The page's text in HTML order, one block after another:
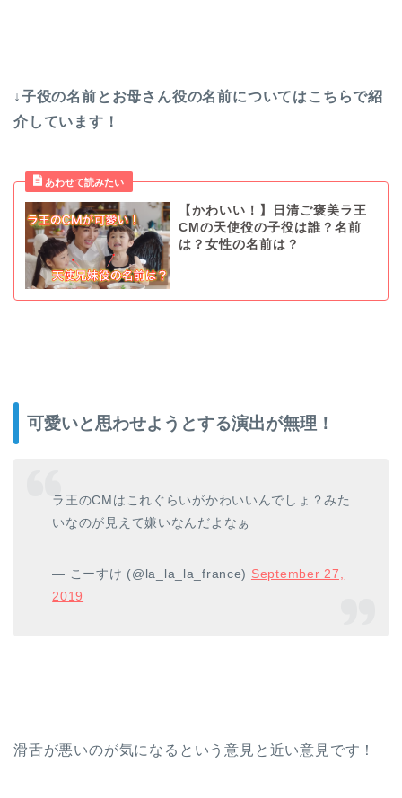
↓子役の名前とお母さん役の名前についてはこちらで紹
介しています！
【かわいい！】日清ご褒美ラ王
CMの天使役の子役は誰？名前
は？女性の名前は？
可愛いと思わせようとする演出が無理！
ラ王のCMはこれぐらいがかわいいんでしょ？みた
いなのが見えて嫌いなんだよなぁ
— こーすけ (@la_la_la_france) September 27,
2019
滑舌が悪いのが気になるという意見と近い意見です！